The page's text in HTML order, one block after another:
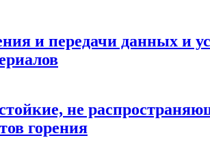
и передачи данных и
не
горения